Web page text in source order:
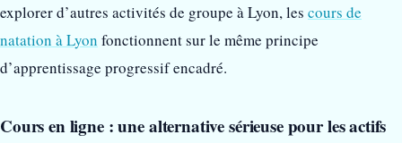
explorer d’autres activités de groupe à Lyon, les cours de
natation à Lyon fonctionnent sur le même principe
d’apprentissage progressif encadré.
Cours en ligne : une alternative sérieuse pour les actifs